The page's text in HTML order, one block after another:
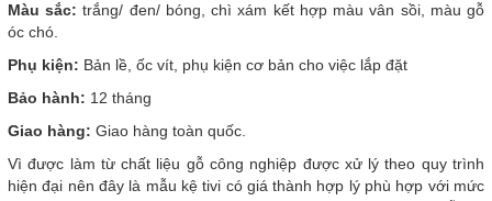
Màu sắc:trắng/ đen/ bóng, chì xám kết hợp màu vân sồi, màu gỗ
óc chó.
Phụ kiện: Bản lề, ốc vít, phụ kiện cơ bản cho việc lắp đặt
Bảo hành: 12 tháng
Giao hàng: Giao hàng toàn quốc.
Vì được làm từ chất liệu gỗ công nghiệp được xử lý theo quy trình
hiện đại nên đây là mẫu kệ tivi có giá thành hợp lý phù hợp với mức